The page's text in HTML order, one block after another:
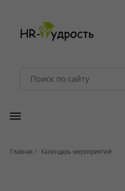
Главная / Календарь мероприятий